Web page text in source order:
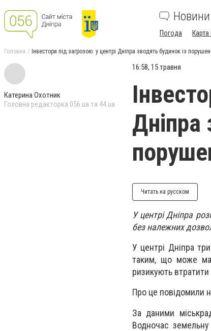
Новини
Погода Карта
Головна Інвестори під загрозою: у центрі Дніпра зводять будинок із
Катерина Охотник
Головна редакторка 056.ua та 44.ua
16:58, 15 травня
Дніпра
Читать на русском
У центрі Дніпра
без належних
У центрі Дніпра
таким, що може
ризикують
Про це повідомили
За даними
Водночас